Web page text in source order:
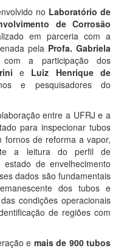
no Laboratório de
de Corrosão
em parceria com a
pela Profa. Gabriela
a participação dos
e Luiz Henrique de
e pesquisadores do
entre a UFRJ e a
para inspecionar tubos
fornos de reforma a vapor,
a leitura do perfil de
de envelhecimento
dados são fundamentais
dos tubos e
condições operacionais
de regiões com
e mais de 900 tubos